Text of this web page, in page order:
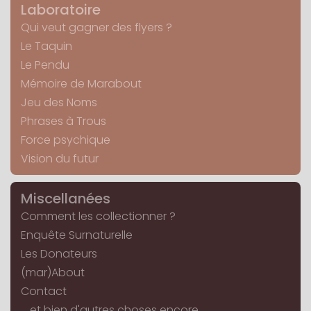
Laboratoire
Qui veut gagner des flyers ?
Le Taquin
Le Pendu
Mémoire de Marabout
Jeu des Noms
Phrases à Trous
Force psychique
Vision du futur
Miscellanées
Comment les collectionner ?
Enquête Surnaturelle
Les Donateurs
(mar)About
Contact